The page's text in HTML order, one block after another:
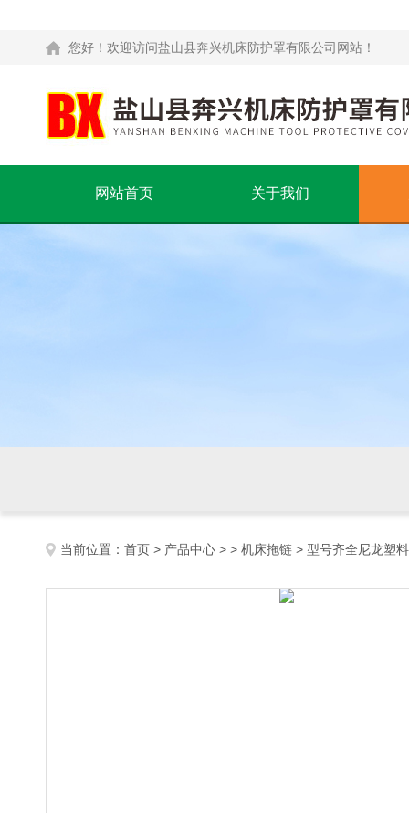
您好！欢迎访问盐山县奔兴机床防护罩有限公司网站！
网站首页 关于我们
当前位置： 首页 > 产品中心 > > 机床拖链 > 型号齐全尼龙塑